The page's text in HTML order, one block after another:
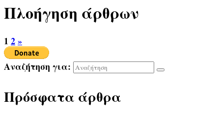
Πλοήγηση άρθρων
1 2»
Αναζήτηση για:
Πρόσφατα άρθρα